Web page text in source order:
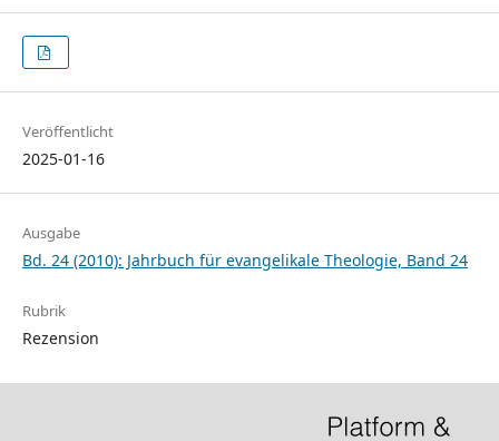
Veröffentlicht
2025-01-16
Ausgabe
Bd. 24 (2010): Jahrbuch für evangelikale Theologie, Band 24
Rubrik
Rezension